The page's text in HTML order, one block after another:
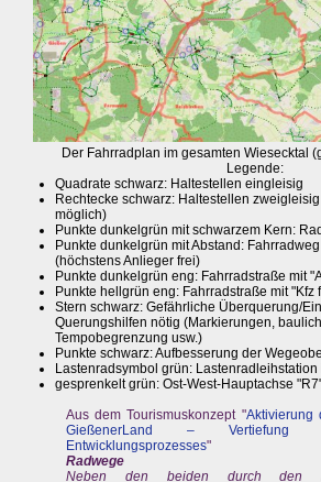
Der Fahrradplan im gesamten Wiesecktal
Legende:
Quadrate schwarz: Haltestellen eingleisig
Rechtecke schwarz: Haltestellen
möglich)
Punkte dunkelgrün mit schwarzem Kern:
Punkte dunkelgrün mit Abstand:
(höchstens Anlieger frei)
Punkte dunkelgrün eng: Fahrradstraße mit
Punkte hellgrün eng: Fahrradstraße mit "Kfz
Stern schwarz: Gefährliche Überquerung/
Querungshilfen nötig (Markierungen,
Tempobegrenzung usw.)
Punkte schwarz: Aufbesserung der
Lastenradsymbol grün: Lastenradleihstation
gesprenkelt grün: Ost-West-Hauptachse
Aus dem Tourismuskonzept "Aktivierung
GießenerLand – Vertiefung
Entwicklungsprozesses"
Radwege
Neben den beiden durch den